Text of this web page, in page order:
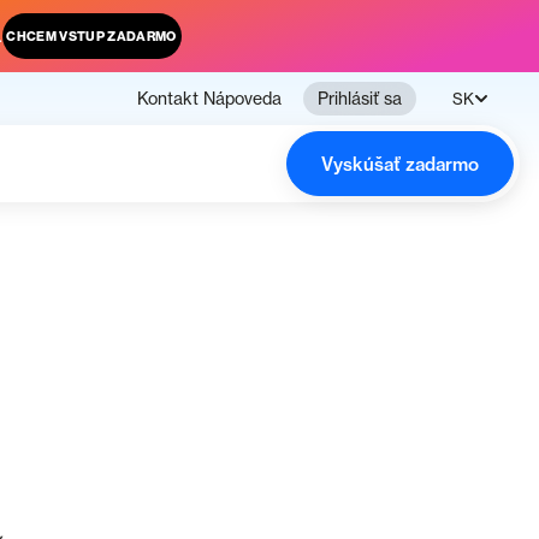
CHCEM VSTUP ZADARMO
Kontakt Nápoveda Prihlásiť sa SK
Vyskúšať zadarmo